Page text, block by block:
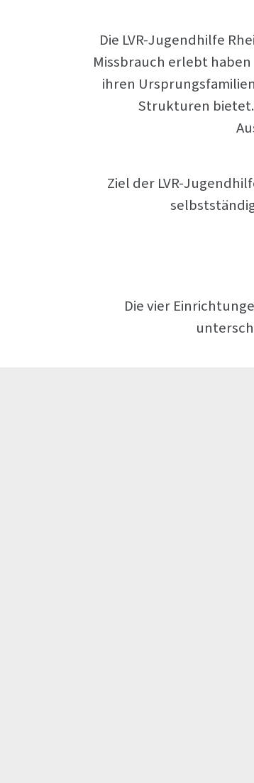
Die LVR-Jugendhilfe
Missbrauch erlebt
ihren
Strukturen bietet.
Ziel der LVR-
Die vier